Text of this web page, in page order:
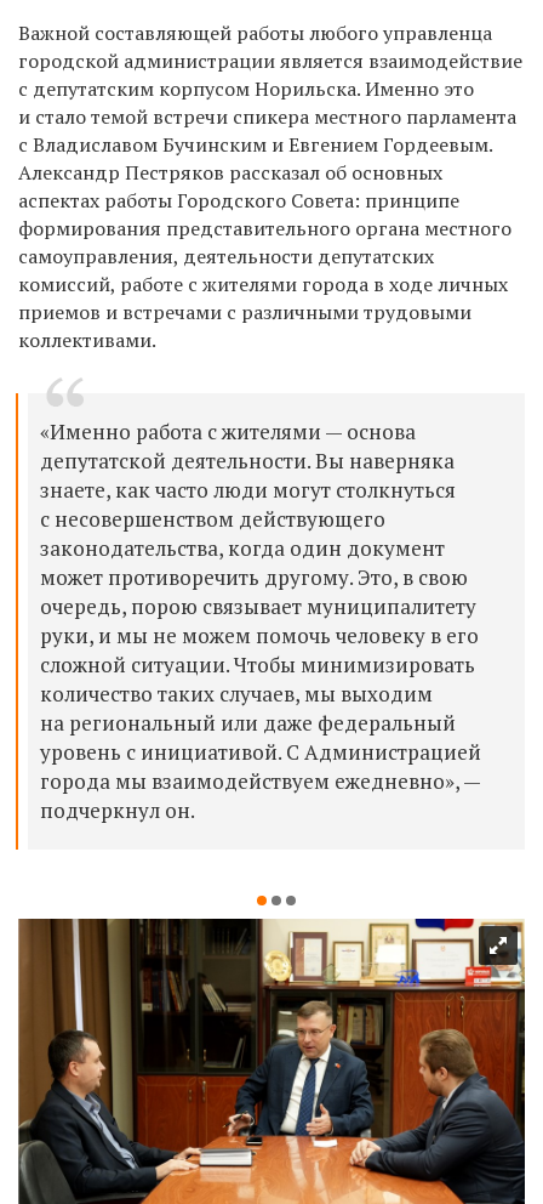
Важной составляющей работы любого управленца
городской администрации является взаимодействие
с депутатским корпусом Норильска. Именно это
и стало темой встречи спикера местного парламента
с Владиславом Бучинским и Евгением Гордеевым.
Александр Пестряков рассказал об основных
аспектах работы Городского Совета: принципе
формирования представительного органа местного
самоуправления, деятельности депутатских
комиссий, работе с жителями города в ходе личных
приемов и встречами с различными трудовыми
коллективами.
«Именно работа с жителями — основа
депутатской деятельности. Вы наверняка
знаете, как часто люди могут столкнуться
с несовершенством действующего
законодательства, когда один документ
может противоречить другому. Это, в свою
очередь, порою связывает муниципалитету
руки, и мы не можем помочь человеку в его
сложной ситуации. Чтобы минимизировать
количество таких случаев, мы выходим
на региональный или даже федеральный
уровень с инициативой. С Администрацией
города мы взаимодействуем ежедневно», —
подчеркнул он.